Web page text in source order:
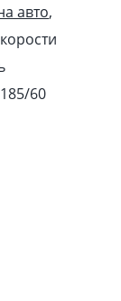
авто,
60